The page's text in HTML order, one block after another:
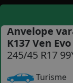
Anvelope
K137 Ven Evo
245/45 R17
Turisme